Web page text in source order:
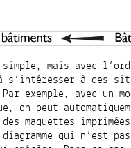
mais avec
à s’intéresser à des
exemple, avec un
on peut
maquettes
qui n’est